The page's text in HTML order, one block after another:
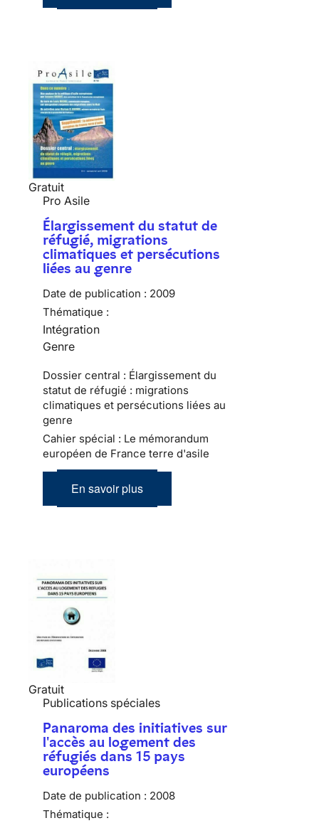
Gratuit
Pro Asile
Élargissement du statut de
réfugié, migrations
climatiques et persécutions
liées au genre
Date de publication : 2009
Thématique :
Intégration
Genre
Dossier central : Élargissement du
statut de réfugié : migrations
climatiques et persécutions liées au
genre
Cahier spécial : Le mémorandum
européen de France terre d'asile
En savoir plus
Gratuit
Publications spéciales
Panaroma des initiatives sur
l'accès au logement des
réfugiés dans 15 pays
européens
Date de publication : 2008
Thématique :